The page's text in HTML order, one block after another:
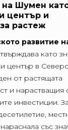
Шумен
център и
растеж
развитие
като
център в
от растящата
и нарастващия
инвестиции. За
със